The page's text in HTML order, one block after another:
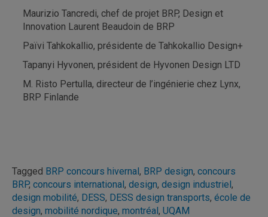
Maurizio Tancredi, chef de projet BRP, Design et
Innovation Laurent Beaudoin de BRP
Païvi Tahkokallio, présidente de Tahkokallio Design+
Tapanyi Hyvonen, président de Hyvonen Design LTD
M. Risto Pertulla, directeur de l’ingénierie chez Lynx,
BRP Finlande
Tagged BRP concours hivernal, BRP design, concours
BRP, concours international, design, design industriel,
design mobilité, DESS, DESS design transports, école de
design, mobilité nordique, montréal, UQAM